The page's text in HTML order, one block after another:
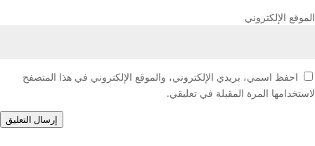
الموقع الإلكتروني
احفظ اسمي، بريدي الإلكتروني، والموقع الإلكتروني في هذا المتصفح
لاستخدامها المرة المقبلة في تعليقي.
إرسال التعليق